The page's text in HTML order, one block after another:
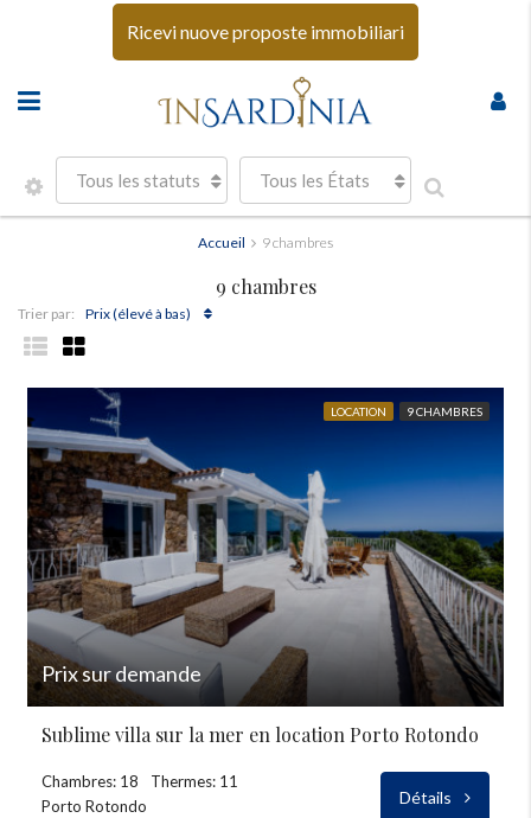
Ricevi nuove proposte immobiliari
Tous les statuts Tous les États
Accueil 9 chambres
9 chambres
Trier par: Prix ​​(élevé à bas)
LOCATION 9 CHAMBRES
Prix sur demande
Sublime villa sur la mer en location Porto Rotondo
Chambres: 18
Thermes: 11
Porto Rotondo
Détails